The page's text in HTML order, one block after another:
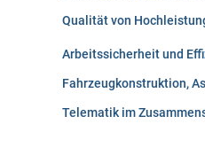
Qualität von
Arbeitssicherheit und
Fahrzeugkonstruktion,
Telematik im